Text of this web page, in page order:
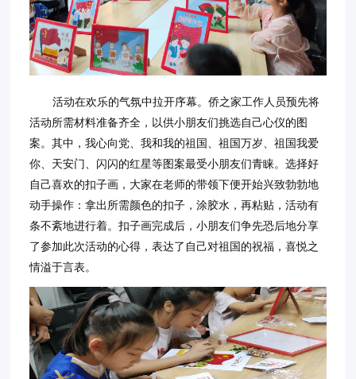
活动在欢乐的气氛中拉开序幕。侨之家工作人员预先将
活动所需材料准备齐全，以供小朋友们挑选自己心仪的图
案。其中，我心向党、我和我的祖国、祖国万岁、祖国我爱
你、天安门、闪闪的红星等图案最受小朋友们青睐。选择好
自己喜欢的扣子画，大家在老师的带领下便开始兴致勃勃地
动手操作：拿出所需颜色的扣子，涂胶水，再粘贴，活动有
条不紊地进行着。扣子画完成后，小朋友们争先恐后地分享
了参加此次活动的心得，表达了自己对祖国的祝福，喜悦之
情溢于言表。